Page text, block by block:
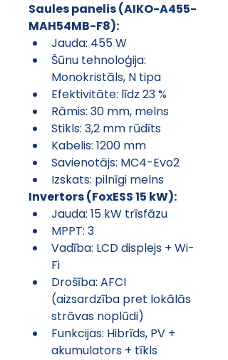
Saules panelis (AIKO-A455-
MAH54MB-F8):
Jauda: 455 W
Šūnu tehnoloģija:
Monokristāls, N tipa
Efektivitāte: līdz 23 %
Rāmis: 30 mm, melns
Stikls: 3,2 mm rūdīts
Kabelis: 1200 mm
Savienotājs: MC4-Evo2
Izskats: pilnīgi melns
Invertors (FoxESS 15 kW):
Jauda: 15 kW trīsfāzu
MPPT: 3
Vadība: LCD displejs + Wi-
Fi
Drošība: AFCI
(aizsardzība pret lokālās
strāvas noplūdi)
Funkcijas: Hibrīds, PV +
akumulators + tīkls